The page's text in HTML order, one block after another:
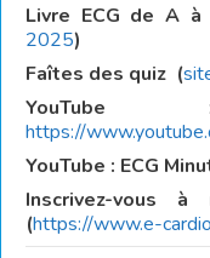
Livre ECG de A
2025)
Faîtes des quiz (
YouTube
https://
YouTube : ECG
Inscrivez-vous à
(https://www.e-